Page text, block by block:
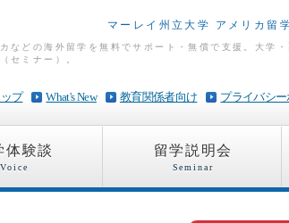
マーレイ州立大学 アメリカ留
などの海外留学を無料でサポート・無償で支援。大学
セミナー）。
プライバシ
教育関係者向け
What's New
ップ
体験談
Voice
留学説明会
Seminar